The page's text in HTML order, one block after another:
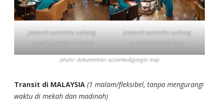
jamaah azzamku sedang
mendengarkan tausiah
jamaah azzamku sedang
menikmati hidangan
photo: dokumentasi azzamku&google map
Transit di MALAYSIA (1 malam/fleksibel, tanpa mengurangi
waktu di mekah dan madinah)